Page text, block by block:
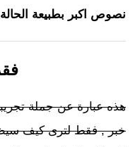
نصوص اكبر بطبيعة
هذه عبارة عن جملة
خبر , فقط لترى كيف